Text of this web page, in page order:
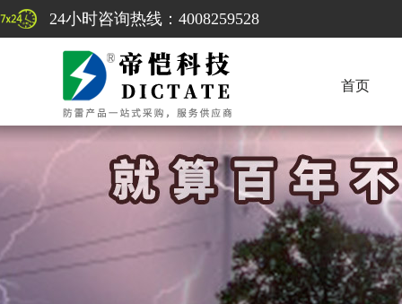
24小时咨询热线：4008259528
首页